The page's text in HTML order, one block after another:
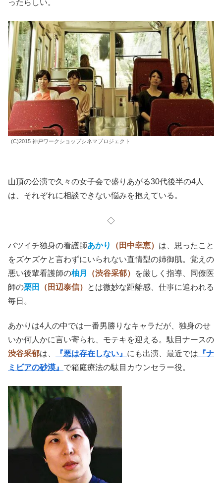
ったらしい。
(C)2015 神戸ワークショップシネマプロジェクト
山頂の公演で久々の女子会で盛りあがる30代後半の4人
は、それぞれに相談できない悩みを抱えている。
◇
バツイチ独身の看護師あかり （田中幸恵） は、思ったこと
をズケズケと言わずにいられない直情型の姉御肌。覚えの
悪い後輩看護師の柚月 （渋谷采郁）
を厳しく指導、同僚医
師の栗田 （田辺泰信）
とは微妙な距離感、仕事に追われる
毎日。
あかりは4人の中では一番男勝りなキャラだが、独身のせ
いか何人かに言い寄られ、モテキを迎える。駄目ナースの
渋谷采郁は、 『悪は存在しない』 にも出演、最近では 『ナ
ミビアの砂漠』 で箱庭療法の駄目カウンセラー役。